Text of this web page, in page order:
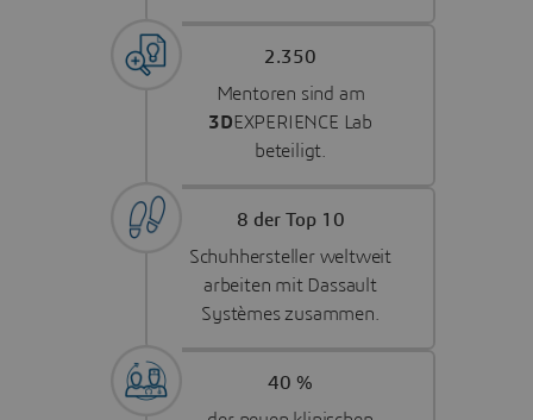
2.350
Mentoren sind am
3DEXPERIENCE Lab
beteiligt.
8 der Top 10
Schuhhersteller weltweit
arbeiten mit Dassault
Systèmes zusammen.
40 %